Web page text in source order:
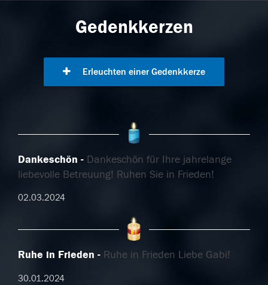
Gedenkkerzen
Erleuchten einer Gedenkkerze
Dankeschön
Dankeschön für Ihre jahrelange
liebevolle Betreuung! Ruhen Sie in Frieden!
02.03.2024
Ruhe in Frieden Ruhe in Frieden Liebe Gabi!
30.01.2024